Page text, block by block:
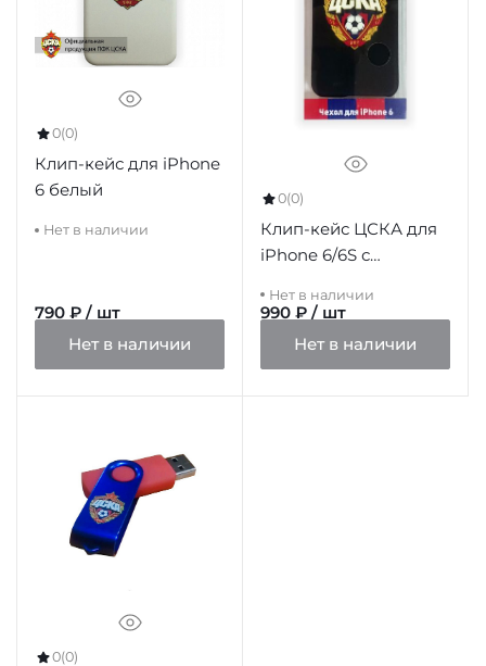
0(0)
Клип-кейс для iPhone
6 белый
Нет в наличии
790 ₽ / шт
Нет в наличии
0(0)
Клип-кейс ЦСКА для
iPhone 6/6S с
ПФК ЦСКА, цвет
Нет в наличии
990 ₽ / шт
Нет в наличии
0(0)